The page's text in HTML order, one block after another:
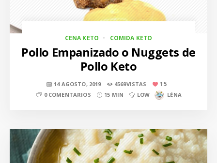
CENA KETO COMIDA KETO
Pollo Empanizado o Nuggets de
Pollo Keto
14 AGOSTO, 2019 4569VISTAS 15
0 COMENTARIOS 15 MIN LOW LÉNA